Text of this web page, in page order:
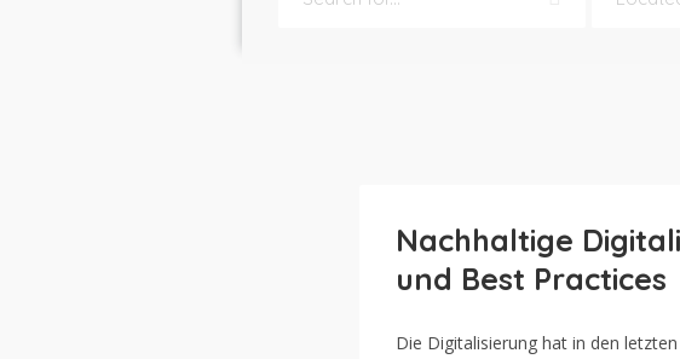
Nachhaltige
und Best Practices
Die Digitalisierung hat in den